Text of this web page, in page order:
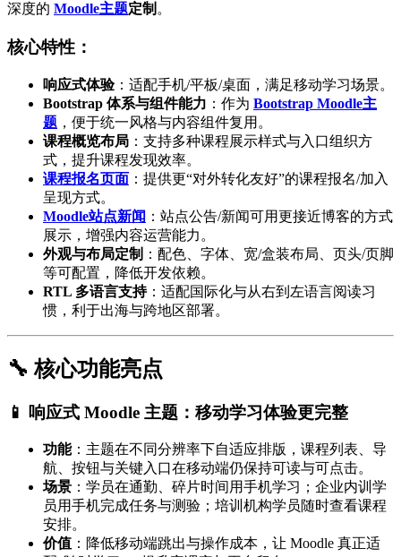
深度的 Moodle主题定制 。
核心特性：
响应式体验：适配手机/平板/桌面，满足移动学习场景。
Bootstrap 体系与组件能力 ：作为 Bootstrap Moodle主
题 ，便于统一风格与内容组件复用。
课程概览布局 ：支持多种课程展示样式与入口组织方
式，提升课程发现效率。
课程报名页面 ：提供更“对外转化友好”的课程报名/加入
呈现方式。
Moodle站点新闻 ：站点公告/新闻可用更接近博客的方式
展示，增强内容运营能力。
外观与布局定制 ：配色、字体、宽/盒装布局、页头/页脚
等可配置，降低开发依赖。
RTL 多语言支持：适配国际化与从右到左语言阅读习
惯，利于出海与跨地区部署。
🔧 核心功能亮点
📱 响应式 Moodle 主题：移动学习体验更完整
功能：主题在不同分辨率下自适应排版，课程列表、导
航、按钮与关键入口在移动端仍保持可读与可点击。
场景 ：学员在通勤、碎片时间用手机学习；企业内训学
员用手机完成任务与测验；培训机构学员随时查看课程
安排。
价值 ：降低移动端跳出与操作成本，让 Moodle 真正适